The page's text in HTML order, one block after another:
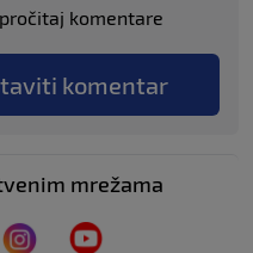
komentare
komentar
mrežama